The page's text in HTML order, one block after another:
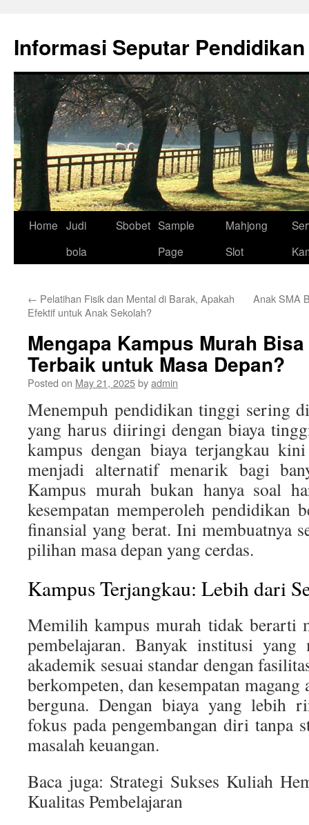
content
Informasi Seputar Pendidikan
Home Judi
bola
Sbobet Sample
Page
Mahjong
Slot
← Pelatihan Fisik dan Mental di Barak, Apakah
Efektif untuk Anak Sekolah?
Anak SMA
Mengapa Kampus Murah
Terbaik untuk Masa Depan?
Posted on May 21, 2025byadmin
Menempuh pendidikan tinggi sering
yang harus diiringi dengan biaya
kampus dengan biaya terjangkau
menjadi alternatif menarik bagi
Kampus murah bukan hanya soal
kesempatan memperoleh pendidikan
finansial yang berat. Ini membuatnya
pilihan masa depan yang cerdas.
Kampus Terjangkau: Lebih dari
Memilih kampus murah tidak berarti
pembelajaran. Banyak institusi yang
akademik sesuai standar dengan
berkompeten, dan kesempatan
berguna. Dengan biaya yang lebih
fokus pada pengembangan diri tanpa
masalah keuangan.
Baca juga: Strategi Sukses Kuliah
Kualitas Pembelajaran